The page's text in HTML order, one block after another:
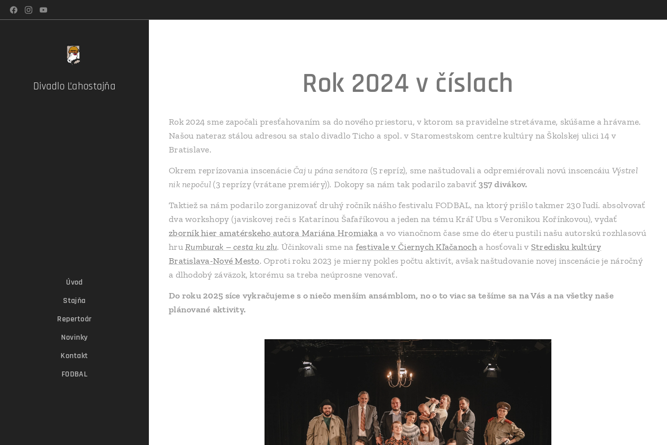
Divadlo Ľahostajňa
Úvod
Stajňa
Repertoár
Novinky
Kontakt
FODBAL
Rok 2024 v číslach
Rok 2024 sme započali presťahovaním sa do nového priestoru, v ktorom sa pravidelne stretávame, skúšame a hrávame.
Našou nateraz stálou adresou sa stalo divadlo Ticho a spol. v Staromestskom centre kultúry na Školskej ulici 14 v
Bratislave.
Okrem reprízovania inscenácie Čaj u pána senátora (5 repríz), sme naštudovali a odpremiérovali novú inscencáiu Výstrel
nik nepočul(3 reprízy (vrátane premiéry)). Dokopy sa nám tak podarilo zabaviť 357 divákov.
Taktiež sa nám podarilo zorganizovať druhý ročník nášho festivalu FODBAL, na ktorý prišlo takmer 230 ľudí. absolvovať
dva workshopy (javiskovej reči s Katarínou Šafaříkovou a jeden na tému Kráľ Ubu s Veronikou Kořínkovou), vydať
zborník hier amatérskeho autora Mariána Hromiakaa vo vianočnom čase sme do éteru pustili našu autorskú rozhlasovú
hruRumburak –cesta ku zlu. Účinkovali sme na festivale v Čiernych Kľačanocha hosťovali v Stredisku kultúry
Bratislava-Nové Mesto. Oproti roku 2023 je mierny pokles počtu aktivít, avšak naštudovanie novej inscenácie je náročný
a dlhodobý záväzok, ktorému sa treba neúprosne venovať.
Do roku 2025 síce vykračujeme s o niečo menším ansámblom, no o to viac sa tešíme sa na Vás a na všetky naše
plánované aktivity.